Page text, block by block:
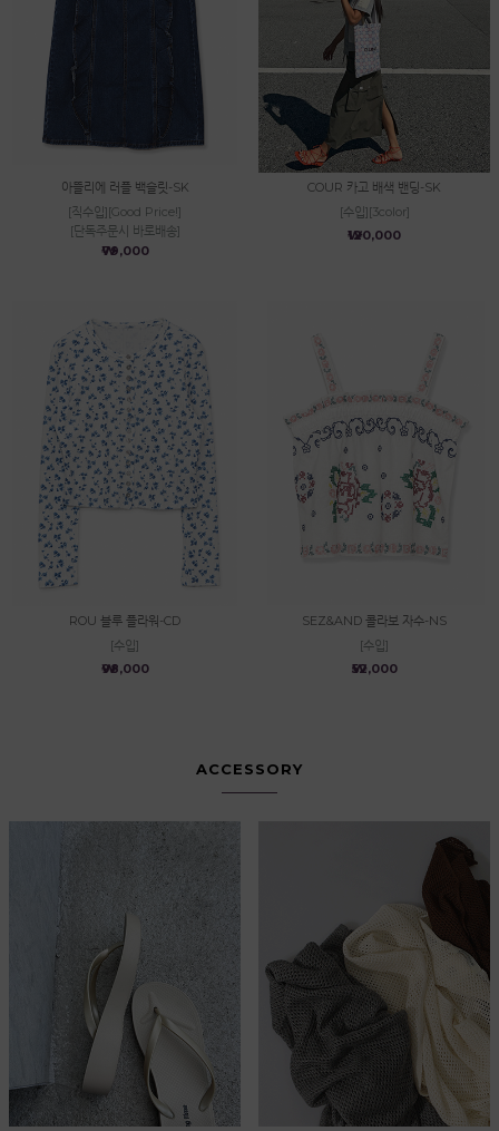
아뜰리에 러플 백슬릿-SK
[직수입][Good Price!]
[단독주문시 바로배송]
₩79,000
COUR 카고 배색 밴딩-SK
[수입][3color]
₩120,000
ROU 블루 플라워-CD
[수입]
₩98,000
SEZ&AND 콜라보 자수-NS
[수입]
₩52,000
ACCESSORY